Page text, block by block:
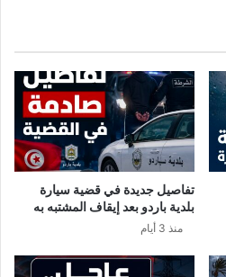
تفاصيل جديدة في قضية سيارة
بلدية باردو بعد إيقاف المشتبه به
منذ 3 أيام